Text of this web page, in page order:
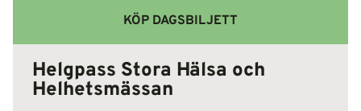
KÖP DAGSBILJETT
Helgpass Stora Hälsa och
Helhetsmässan